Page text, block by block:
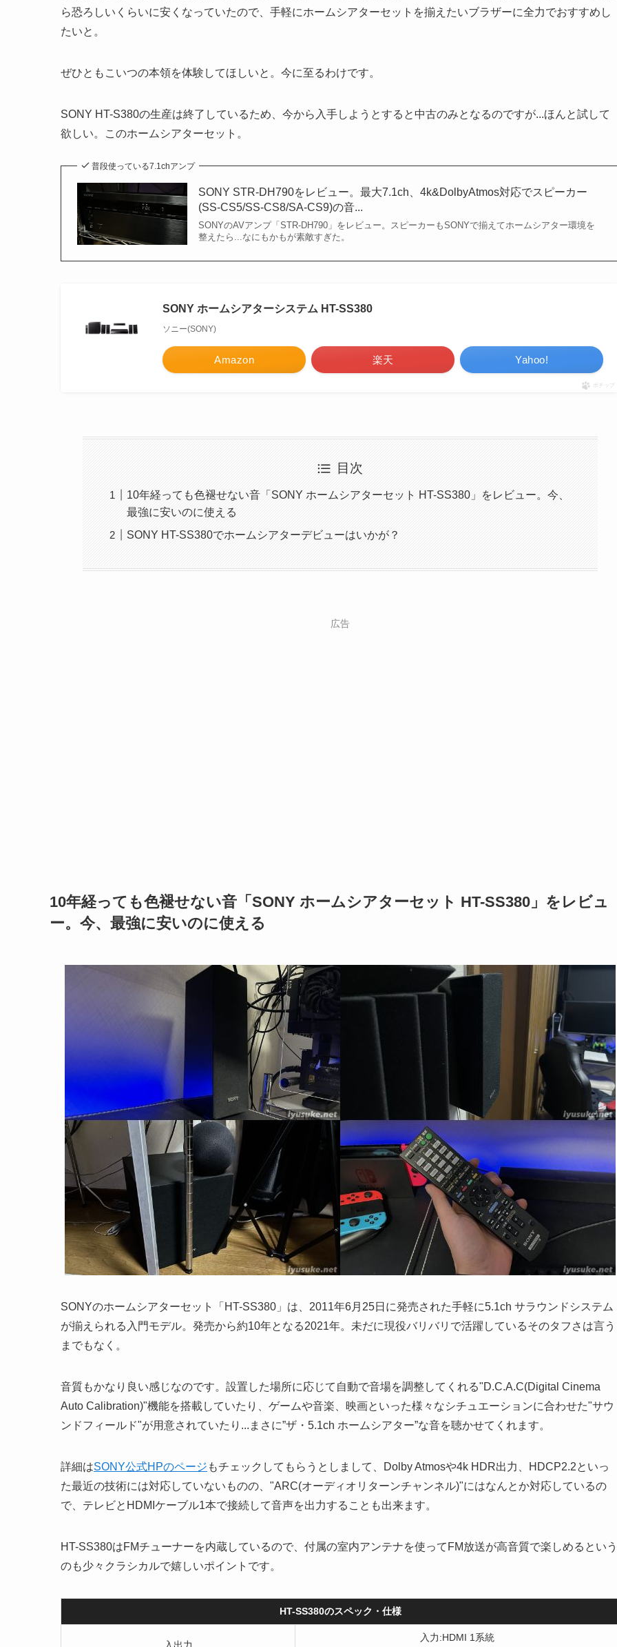
ら恐ろしいくらいに安くなっていたので、手軽にホームシアターセットを揃えたいブラザーに全力でおすすめし
たいと。
ぜひともこいつの本領を体験してほしいと。今に至るわけです。
SONY HT-S380の生産は終了しているため、今から入手しようとすると中古のみとなるのですが...ほんと試して
欲しい。このホームシアターセット。
普段使っている7.1chアンプ
SONY STR-DH790をレビュー。最大7.1ch、4k&DolbyAtmos対応でスピーカー
(SS-CS5/SS-CS8/SA-CS9)の音...
SONYのAVアンプ「STR-DH790」をレビュー。スピーカーもSONYで揃えてホームシアター環境を
整えたら...なにもかもが素敵すぎた。
SONY ホームシアターシステム HT-SS380
ソニー(SONY)
Amazon 楽天 Yahoo!
ポチップ
目次
10年経っても色褪せない音「SONY ホームシアターセット HT-SS380」をレビュー。今、
最強に安いのに使える
SONY HT-SS380でホームシアターデビューはいかが？
広告
10年経っても色褪せない音「SONY ホームシアターセット HT-SS380」をレビュ
ー。今、最強に安いのに使える
SONYのホームシアターセット「HT-SS380」は、2011年6月25日に発売された手軽に5.1ch サラウンドシステム
が揃えられる入門モデル。発売から約10年となる2021年。未だに現役バリバリで活躍しているそのタフさは言う
までもなく。
音質もかなり良い感じなのです。設置した場所に応じて自動で音場を調整してくれる"D.C.A.C(Digital Cinema
Auto Calibration)"機能を搭載していたり、ゲームや音楽、映画といった様々なシチュエーションに合わせた"サウ
ンドフィールド"が用意されていたり...まさに”ザ・5.1ch ホームシアター”な音を聴かせてくれます。
詳細はSONY公式HPのページ もチェックしてもらうとしまして、Dolby Atmosや4k HDR出力、HDCP2.2といっ
た最近の技術には対応していないものの、"ARC(オーディオリターンチャンネル)"にはなんとか対応しているの
で、テレビとHDMIケーブル1本で接続して音声を出力することも出来ます。
HT-SS380はFMチューナーを内蔵しているので、付属の室内アンテナを使ってFM放送が高音質で楽しめるという
のも少々クラシカルで嬉しいポイントです。
HT-SS380のスペック・仕様
入出力
入力:HDMI 1系統